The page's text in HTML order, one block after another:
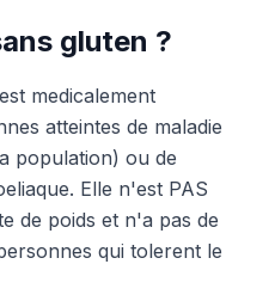
gluten ?
medicalement
atteintes de maladie
population) ou de
Elle n'est PAS
de poids et n'a pas de
qui tolerent le